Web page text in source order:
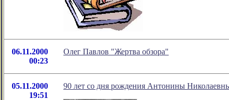
06.11.2000
00:23
Олег Павлов "Жертва обзора"
05.11.2000
19:51
90 лет со дня рождения Антонины